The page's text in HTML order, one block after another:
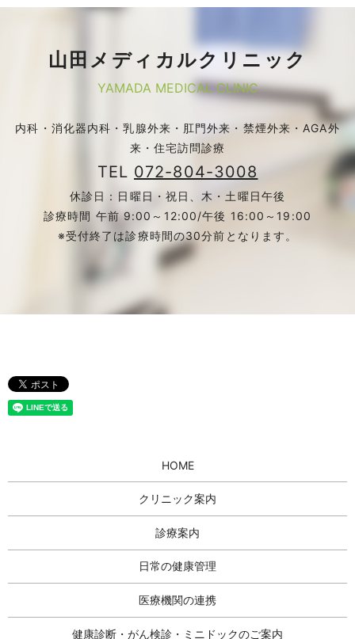
山田メディカルクリニック
YAMADA MEDICAL CLINIC
内科・消化器内科・乳腺外来・肛門外来・禁煙外来・AGA外
来・住宅訪問診療
TEL 072-804-3008
休診日：日曜日・祝日、木・土曜日午後
診療時間 午前 9:00～12:00/午後 16:00～19:00
※受付終了は診療時間の30分前となります。
HOME
クリニック案内
診療案内
日常の健康管理
医療機関の連携
健康診断・がん検診・ミニドックのご案内